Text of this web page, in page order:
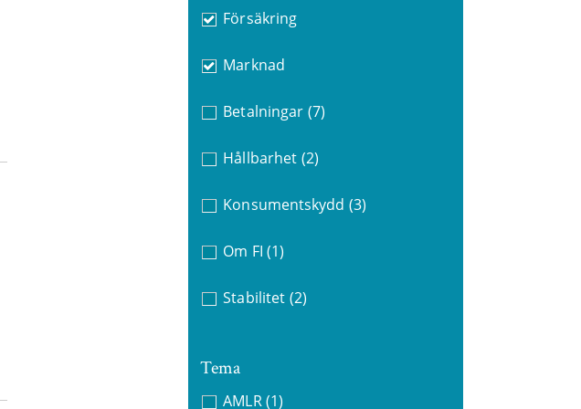
Försäkring
Marknad
Betalningar (7)
Hållbarhet (2)
Konsumentskydd (3)
Om FI (1)
Stabilitet (2)
Tema
AMLR (1)